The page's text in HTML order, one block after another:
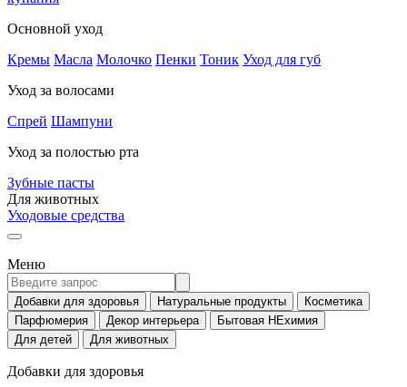
Основной уход
Кремы Масла Молочко Пенки Тоник Уход для губ
Уход за волосами
Спрей Шампуни
Уход за полостью рта
Зубные пасты
Для животных
Уходовые средства
Меню
Добавки для здоровья Натуральные продукты
Косметика
Парфюмерия
Декор интерьера
Бытовая НЕхимия
Для детей
Для животных
Добавки для здоровья